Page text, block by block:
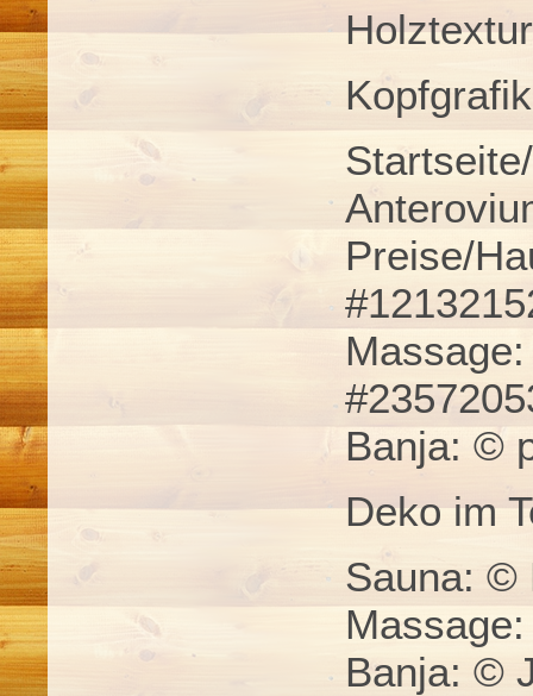
Preise/
Banja: ©
Deko im
Sauna: ©
Banja: ©